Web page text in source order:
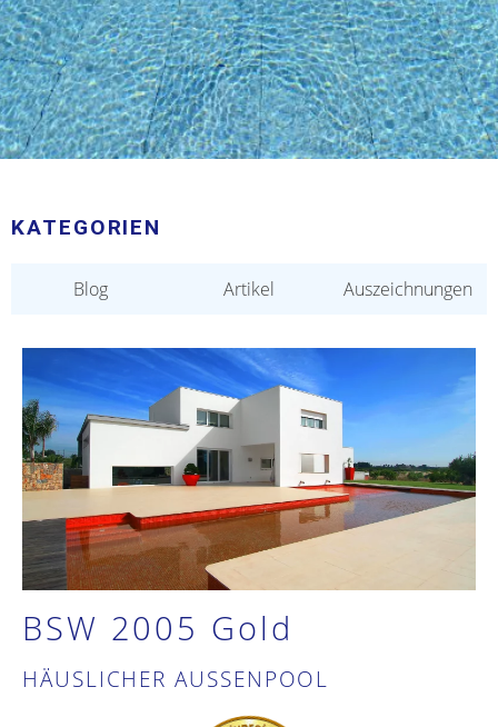
KATEGORIEN
Blog Artikel Auszeichnungen
BSW 2005 Gold
HÄUSLICHER AUSSENPOOL